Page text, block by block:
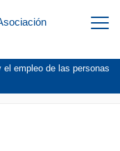
empleo de las personas